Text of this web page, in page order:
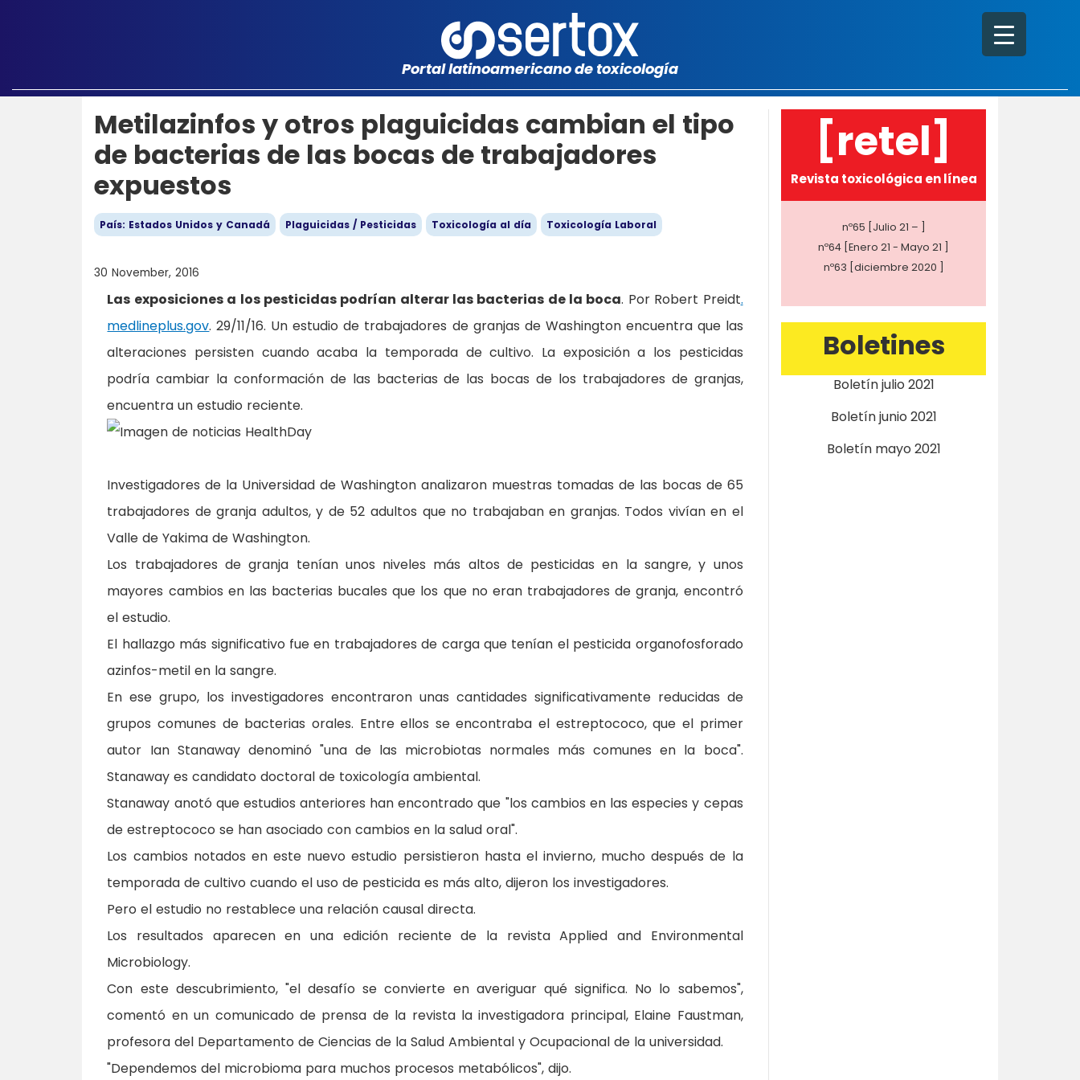
Portal latinoamericano de toxicología
Metilazinfos y otros plaguicidas cambian el tipo
de bacterias de las bocas de trabajadores
expuestos
País: Estados Unidos y Canadá Plaguicidas / Pesticidas Toxicología al día Toxicología Laboral
30 November, 2016
Las exposiciones a los pesticidas podrían alterar las bacterias de la boca. Por Robert Preidt.
medlineplus.gov. 29/11/16. Un estudio de trabajadores de granjas de Washington encuentra que las
alteraciones persisten cuando acaba la temporada de cultivo. La exposición a los pesticidas
podría cambiar la conformación de las bacterias de las bocas de los trabajadores de granjas,
encuentra un estudio reciente.
Investigadores de la Universidad de Washington analizaron muestras tomadas de las bocas de 65
trabajadores de granja adultos, y de 52 adultos que no trabajaban en granjas. Todos vivían en el
Valle de Yakima de Washington.
Los trabajadores de granja tenían unos niveles más altos de pesticidas en la sangre, y unos
mayores cambios en las bacterias bucales que los que no eran trabajadores de granja, encontró
el estudio.
El hallazgo más significativo fue en trabajadores de carga que tenían el pesticida organofosforado
azinfos-metil en la sangre.
En ese grupo, los investigadores encontraron unas cantidades significativamente reducidas de
grupos comunes de bacterias orales. Entre ellos se encontraba el estreptococo, que el primer
autor Ian Stanaway denominó "una de las microbiotas normales más comunes en la boca".
Stanaway es candidato doctoral de toxicología ambiental.
Stanaway anotó que estudios anteriores han encontrado que "los cambios en las especies y cepas
de estreptococo se han asociado con cambios en la salud oral".
Los cambios notados en este nuevo estudio persistieron hasta el invierno, mucho después de la
temporada de cultivo cuando el uso de pesticida es más alto, dijeron los investigadores.
Pero el estudio no restablece una relación causal directa.
Los resultados aparecen en una edición reciente de la revista Applied and Environmental
Microbiology.
Con este descubrimiento, "el desafío se convierte en averiguar qué significa. No lo sabemos",
comentó en un comunicado de prensa de la revista la investigadora principal, Elaine Faustman,
profesora del Departamento de Ciencias de la Salud Ambiental y Ocupacional de la universidad.
"Dependemos del microbioma para muchos procesos metabólicos", dijo.
[retel]
Revista toxicológica en línea
nº65 [Julio 21 – ]
nº64 [Enero 21 - Mayo 21 ]
nº63 [diciembre 2020 ]
Boletines
Boletín julio 2021
Boletín junio 2021
Boletín mayo 2021